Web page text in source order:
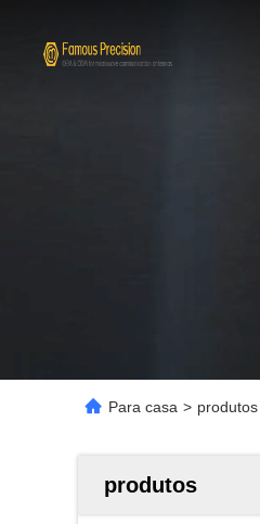
Para casa > produtos
produtos